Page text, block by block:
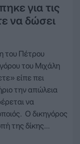
για τις
να δώσει
του Πέτρου
του Μιχάλη
είπε πει
την απώλεια
να
Ο δικηγόρος
της δίκης…